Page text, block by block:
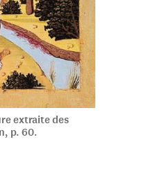
extraite des
p. 60.